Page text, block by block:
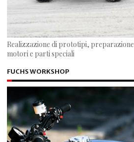
Realizzazione di prototipi, preparazione
motori e parti speciali
FUCHS WORKSHOP